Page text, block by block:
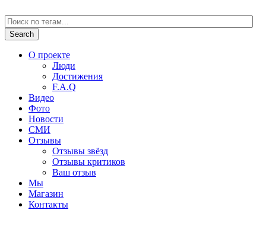
О проекте
Люди
Достижения
F.A.Q
Видео
Фото
Новости
СМИ
Отзывы
Отзывы звёзд
Отзывы критиков
Ваш отзыв
Мы
Магазин
Контакты